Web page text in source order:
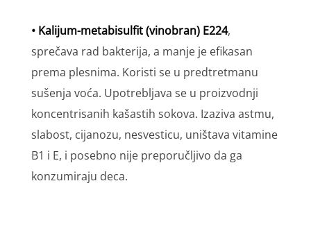
• Kalijum-metabisulfit (vinobran) E224,
sprečava rad bakterija, a manje je efikasan
prema plesnima. Koristi se u predtretmanu
sušenja voća. Upotrebljava se u proizvodnji
koncentrisanih kašastih sokova. Izaziva astmu,
slabost, cijanozu, nesvesticu, uništava vitamine
B1 i E, i posebno nije preporučljivo da ga
konzumiraju deca.